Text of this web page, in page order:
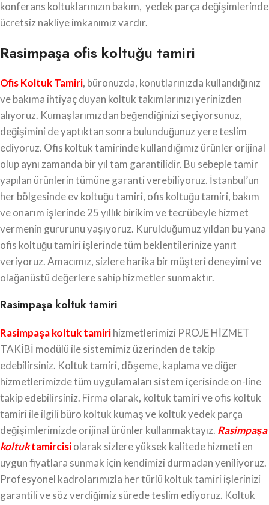
konferans koltuklarınızın bakım, yedek parça değişimlerinde
ücretsiz nakliye imkanımız vardır.
Rasimpaşa ofis koltuğu tamiri
Ofis Koltuk Tamiri, büronuzda, konutlarınızda kullandığınız
ve bakıma ihtiyaç duyan koltuk takımlarınızı yerinizden
alıyoruz. Kumaşlarımızdan beğendiğinizi seçiyorsunuz,
değişimini de yaptıktan sonra bulunduğunuz yere teslim
ediyoruz. Ofis koltuk tamirinde kullandığımız ürünler orijinal
olup aynı zamanda bir yıl tam garantilidir. Bu sebeple tamir
yapılan ürünlerin tümüne garanti verebiliyoruz. İstanbul’un
her bölgesinde ev koltuğu tamiri, ofis koltuğu tamiri, bakım
ve onarım işlerinde 25 yıllık birikim ve tecrübeyle hizmet
vermenin gururunu yaşıyoruz. Kurulduğumuz yıldan bu yana
ofis koltuğu tamiri işlerinde tüm beklentilerinize yanıt
veriyoruz. Amacımız, sizlere harika bir müşteri deneyimi ve
olağanüstü değerlere sahip hizmetler sunmaktır.
Rasimpaşa koltuk tamiri
Rasimpaşa koltuk tamirihizmetlerimizi PROJE HİZMET
TAKİBİ modülü ile sistemimiz üzerinden de takip
edebilirsiniz. Koltuk tamiri, döşeme, kaplama ve diğer
hizmetlerimizde tüm uygulamaları sistem içerisinde on-line
takip edebilirsiniz. Firma olarak, koltuk tamiri ve ofis koltuk
tamiri ile ilgili büro koltuk kumaş ve koltuk yedek parça
değişimlerimizde orijinal ürünler kullanmaktayız. Rasimpaşa
koltuktamircisiolarak sizlere yüksek kalitede hizmeti en
uygun fiyatlara sunmak için kendimizi durmadan yeniliyoruz.
Profesyonel kadrolarımızla her türlü koltuk tamiri işlerinizi
garantili ve söz verdiğimiz sürede teslim ediyoruz. Koltuk